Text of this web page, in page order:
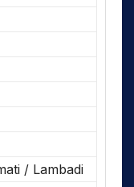
/ Lambadi